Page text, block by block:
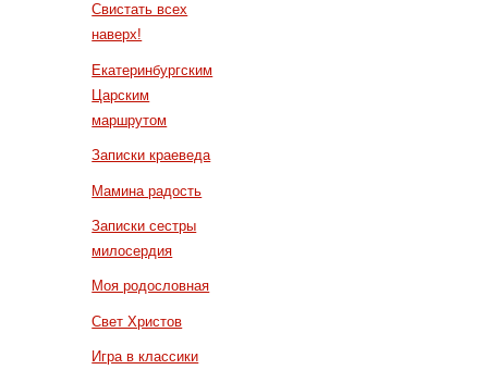
Свистать всех
наверх!
Екатеринбургским
Царским
маршрутом
Записки краеведа
Мамина радость
Записки сестры
милосердия
Моя родословная
Свет Христов
Игра в классики